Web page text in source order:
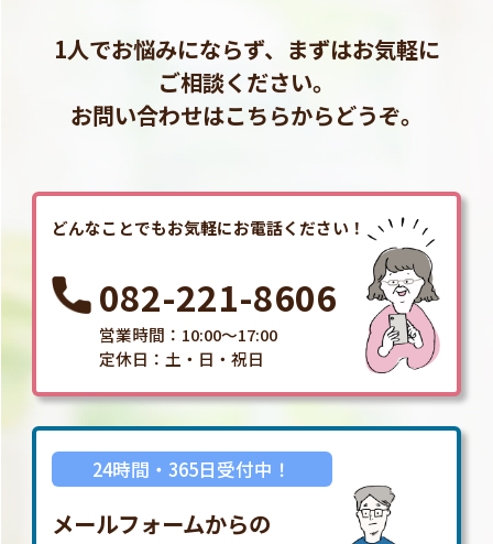
1人でお悩みにならず、まずはお気軽に
ご相談ください。
お問い合わせはこちらからどうぞ。
どんなことでもお気軽にお電話ください！
082-221-8606
営業時間：10:00～17:00
定休日：土・日・祝日
24時間・365日受付中！
メールフォームからの